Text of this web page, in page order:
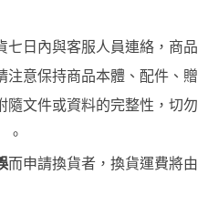
七日內與客服人員連絡，商品
注意保持商品本體、配件、贈
隨文件或資料的完整性，切勿
。
而申請換貨者，換貨運費將由